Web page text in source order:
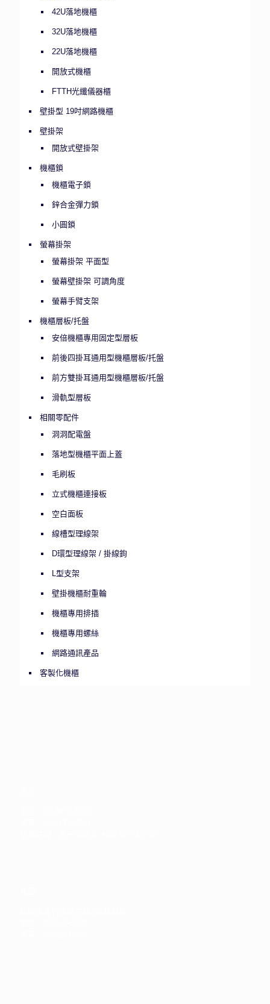
42U落地機櫃
32U落地機櫃
22U落地機櫃
開放式機櫃
FTTH光纖儀器櫃
壁掛型 19吋網路機櫃
壁掛架
開放式壁掛架
機櫃鎖
機櫃電子鎖
鋅合金彈力鎖
小圓鎖
螢幕掛架
螢幕掛架 平面型
螢幕壁掛架 可調角度
螢幕手臂支架
機櫃層板/托盤
安倍機櫃專用固定型層板
前後四掛耳通用型機櫃層板/托盤
前方雙掛耳通用型機櫃層板/托盤
滑軌型層板
相關零配件
洞洞配電盤
落地型機櫃平面上蓋
毛刷板
立式機櫃連接板
空白面板
線槽型理線架
D環型理線架 / 掛線鉤
L型支架
壁掛機櫃耐重輪
機櫃專用排插
機櫃專用螺絲
網路通訊產品
客製化機櫃